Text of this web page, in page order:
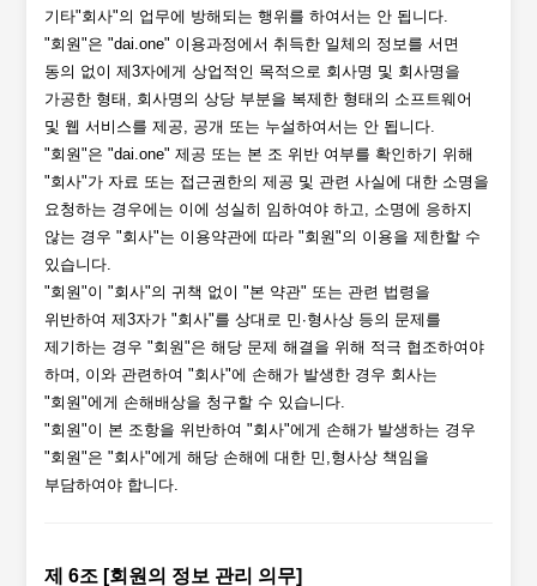
기타"회사"의 업무에 방해되는 행위를 하여서는 안 됩니다.
"회원"은 "dai.one" 이용과정에서 취득한 일체의 정보를 서면
동의 없이 제3자에게 상업적인 목적으로 회사명 및 회사명을
가공한 형태, 회사명의 상당 부분을 복제한 형태의 소프트웨어
및 웹 서비스를 제공, 공개 또는 누설하여서는 안 됩니다.
"회원"은 "dai.one" 제공 또는 본 조 위반 여부를 확인하기 위해
"회사"가 자료 또는 접근권한의 제공 및 관련 사실에 대한 소명을
요청하는 경우에는 이에 성실히 임하여야 하고, 소명에 응하지
않는 경우 "회사"는 이용약관에 따라 "회원"의 이용을 제한할 수
있습니다.
"회원"이 "회사"의 귀책 없이 "본 약관" 또는 관련 법령을
위반하여 제3자가 "회사"를 상대로 민∙형사상 등의 문제를
제기하는 경우 "회원"은 해당 문제 해결을 위해 적극 협조하여야
하며, 이와 관련하여 "회사"에 손해가 발생한 경우 회사는
"회원"에게 손해배상을 청구할 수 있습니다.
"회원"이 본 조항을 위반하여 "회사"에게 손해가 발생하는 경우
"회원"은 "회사"에게 해당 손해에 대한 민,형사상 책임을
부담하여야 합니다.
제 6조 [회원의 정보 관리 의무]